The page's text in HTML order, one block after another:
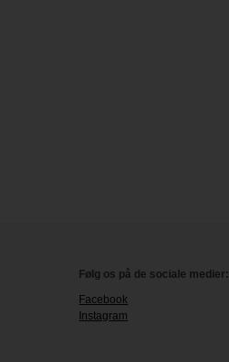
Følg os på de sociale medier:
Facebook
Instagram